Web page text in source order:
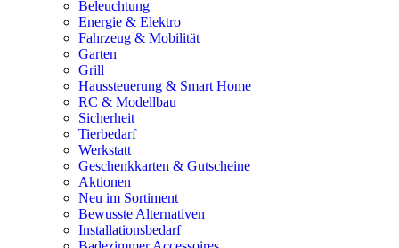
Beleuchtung
Energie & Elektro
Fahrzeug & Mobilität
Garten
Grill
Haussteuerung & Smart Home
RC & Modellbau
Sicherheit
Tierbedarf
Werkstatt
Geschenkkarten & Gutscheine
Aktionen
Neu im Sortiment
Bewusste Alternativen
Installationsbedarf